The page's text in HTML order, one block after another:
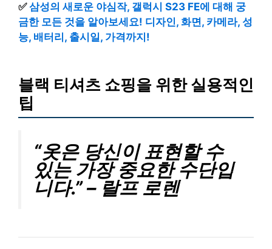
✅삼성의 새로운 야심작, 갤럭시 S23 FE에 대해 궁
금한 모든 것을 알아보세요! 디자인, 화면, 카메라, 성
능, 배터리, 출시일, 가격까지!
블랙 티셔츠 쇼핑을 위한 실용적인
팁
“옷은 당신이 표현할 수
있는 가장 중요한 수단입
니다.” – 랄프 로렌